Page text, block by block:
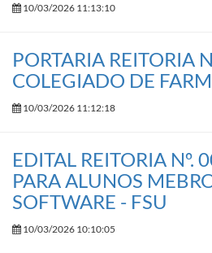
10/03/2026 11:13:10
PORTARIA REITORIA
COLEGIADO DE
10/03/2026 11:12:18
EDITAL REITORIA Nº.
PARA ALUNOS
SOFTWARE - FSU
10/03/2026 10:10:05